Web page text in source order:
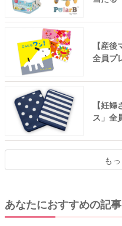
【産
全員プ
【妊
ス」全
も
あなたにおすすめの記事